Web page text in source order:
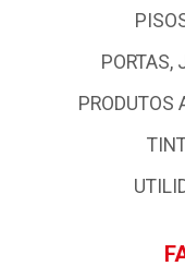
PORTAS,
PRODUTOS